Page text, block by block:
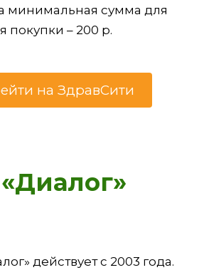
минимальная сумма для
покупки – 200 р.
на ЗдравСити
действует с 2003 года.